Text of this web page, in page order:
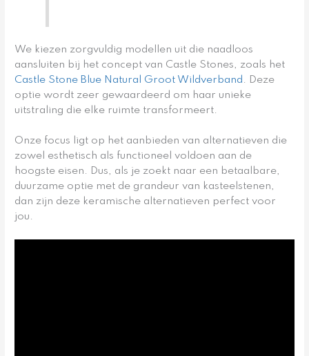
We kiezen zorgvuldig modellen uit die naadloos
aansluiten bij het concept van Castle Stones, zoals het
Castle Stone Blue Natural Groot Wildverband. Deze
optie wordt zeer gewaardeerd om haar unieke
uitstraling die elke ruimte transformeert.
Onze focus ligt op het aanbieden van alternatieven die
zowel esthetisch als functioneel voldoen aan de
hoogste eisen. Dus, als je zoekt naar een betaalbare,
duurzame optie met de grandeur van kasteelstenen,
dan zijn deze keramische alternatieven perfect voor
jou.